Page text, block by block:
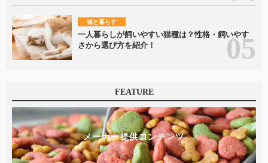
猫と暮らす
一人暮らしが飼いやすい猫種は？性格・飼いやす
さから選び方を紹介！
FEATURE
メーカー提供コンテンツ